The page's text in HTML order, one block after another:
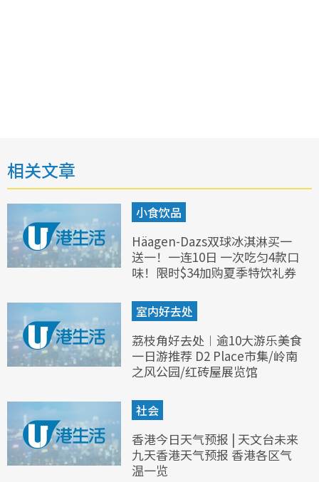
相关文章
小食饮品
Häagen-Dazs双球冰淇淋买一
送一！一连10日 一次吃匀4款口
味！限时$34加购夏季特饮礼券
室内好去处
荔枝角好去处︱逾10大游乐美食
一日游推荐 D2 Place市集/岭南
之风公园/红砖屋展览馆
社会
香港今日天气预报 | 天文台未来
九天香港天气预报 香港各区气
温一览